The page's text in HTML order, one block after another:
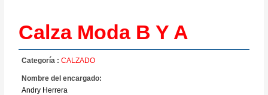
Calza Moda B Y A
Categoría : CALZADO
Nombre del encargado:
Andry Herrera